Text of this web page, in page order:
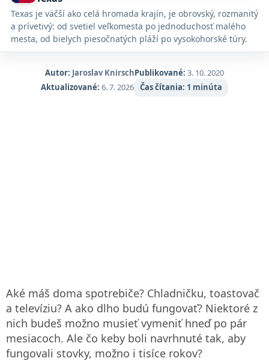
Google
Maps.
Texas je väčší ako celá hromada krajín, je obrovský, rozmanitý
a prívetivý: od svetiel veľkomesta po jednoduchosť malého
mesta, od bielych piesočnatých pláží po vysokohorské túry.
Autor: Jaroslav KnirschPublikované: 3. 10. 2020
Aktualizované: 6. 7. 2026 Čas čítania: 1 minúta
Aké máš doma spotrebiče? Chladničku, toastovač
a televíziu? A ako dlho budú fungovať? Niektoré z
nich budeš možno musieť vymeniť hneď po pár
mesiacoch. Ale čo keby boli navrhnuté tak, aby
fungovali stovky, možno i tisíce rokov?